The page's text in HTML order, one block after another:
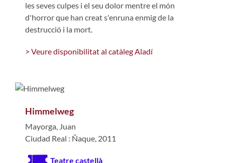
les seves culpes i el seu dolor mentre el món
d'horror que han creat s'enruna enmig de la
destrucció i la mort.
> Veure disponibilitat al catàleg Aladí
Himmelweg
Mayorga, Juan
Ciudad Real : Ñaque, 2011
Teatre castellà